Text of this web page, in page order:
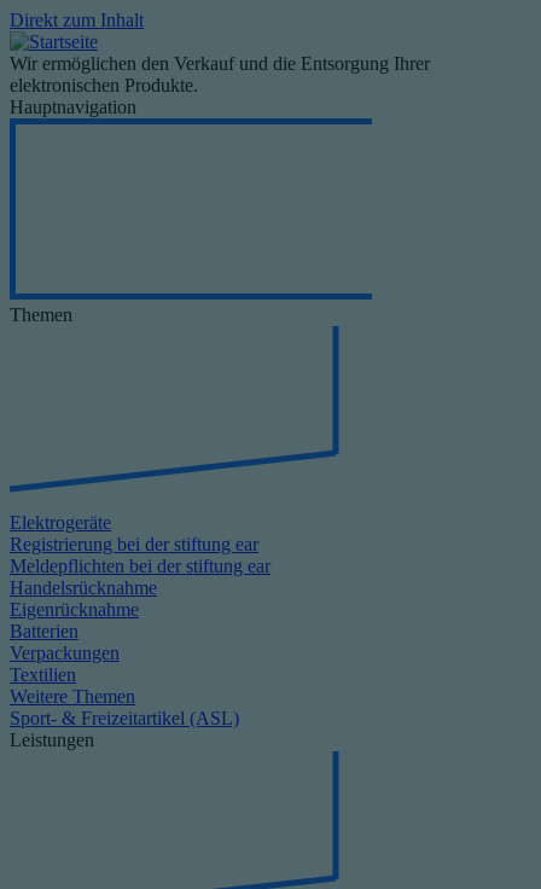
Direkt zum Inhalt
Wir ermöglichen den Verkauf und die Entsorgung Ihrer
elektronischen Produkte.
Hauptnavigation
Themen
Elektrogeräte
Registrierung bei der stiftung ear
Meldepflichten bei der stiftung ear
Handelsrücknahme
Eigenrücknahme
Batterien
Verpackungen
Textilien
Weitere Themen
Sport- & Freizeitartikel (ASL)
Leistungen